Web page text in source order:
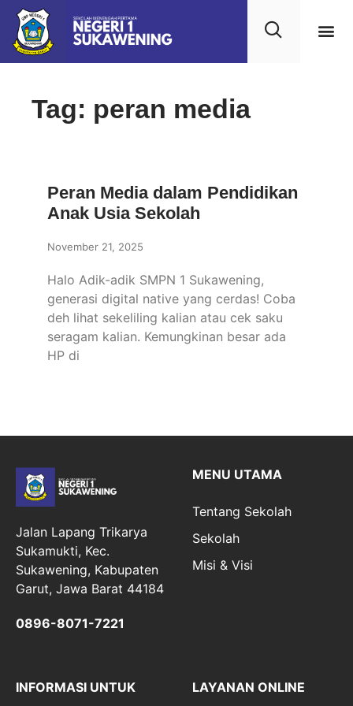
Tag: peran media
Peran Media dalam Pendidikan
Anak Usia Sekolah
November 21, 2025
Halo Adik-adik SMPN 1 Sukawening,
generasi digital native yang cerdas! Coba
deh lihat sekeliling kalian atau cek saku
seragam kalian. Kemungkinan besar ada
HP di
Jalan Lapang Trikarya
Sukamukti, Kec.
Sukawening, Kabupaten
Garut, Jawa Barat 44184
0896-8071-7221
MENU UTAMA
Tentang Sekolah
Sekolah
Misi & Visi
INFORMASI UNTUK LAYANAN ONLINE